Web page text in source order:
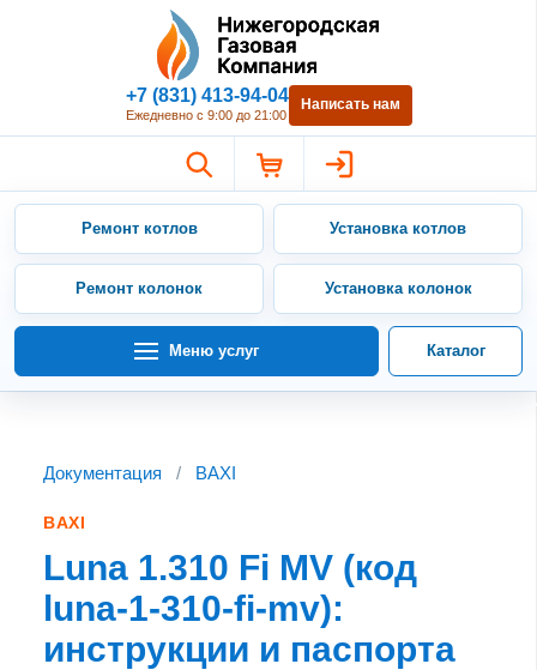
Нижегородская Газовая
+7 (831) 413-94-04
Ежедневно с 9:00 до 21:00
Написать нам
Ремонт котлов Установка котлов
Ремонт колонок Установка колонок
Меню услуг Каталог
Документация / BAXI
BAXI
Luna 1.310 Fi MV (код
luna-1-310-fi-mv):
инструкции и паспорта